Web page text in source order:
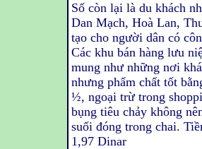
Số còn lại là du khách
Dan Mạch, Hoà Lan,
tạo cho người dân có
Các khu bán hàng lưu
mung như những nơi
nhưng phẩm chất tốt
½, ngoại trừ trong
bụng tiêu chảy không
suối đóng trong chai.
1,97 Dinar